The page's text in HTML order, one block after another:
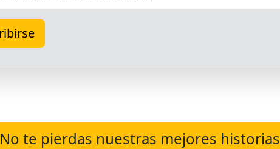
No te pierdas nuestras mejores historias